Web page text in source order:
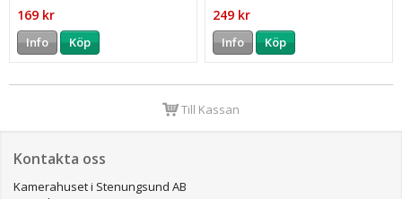
169 kr
Info Köp
249 kr
Info Köp
Till Kassan
Kontakta oss
Kamerahuset i Stenungsund AB